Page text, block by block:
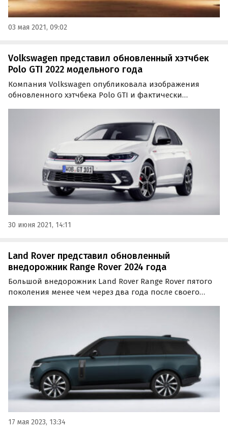
03 мая 2021, 09:02
Volkswagen представил обновленный хэтчбек
Polo GTI 2022 модельного года
Компания Volkswagen опубликовала изображения
обновленного хэтчбека Polo GTI и фактически
внешность, более современный салон и расширенное
оснащение, пишут…
30 июня 2021, 14:11
Land Rover представил обновленный
внедорожник Range Rover 2024 года
Большой внедорожник Land Rover Range Rover пятого
поколения менее чем через два года после своего
17 мая 2023, 13:34